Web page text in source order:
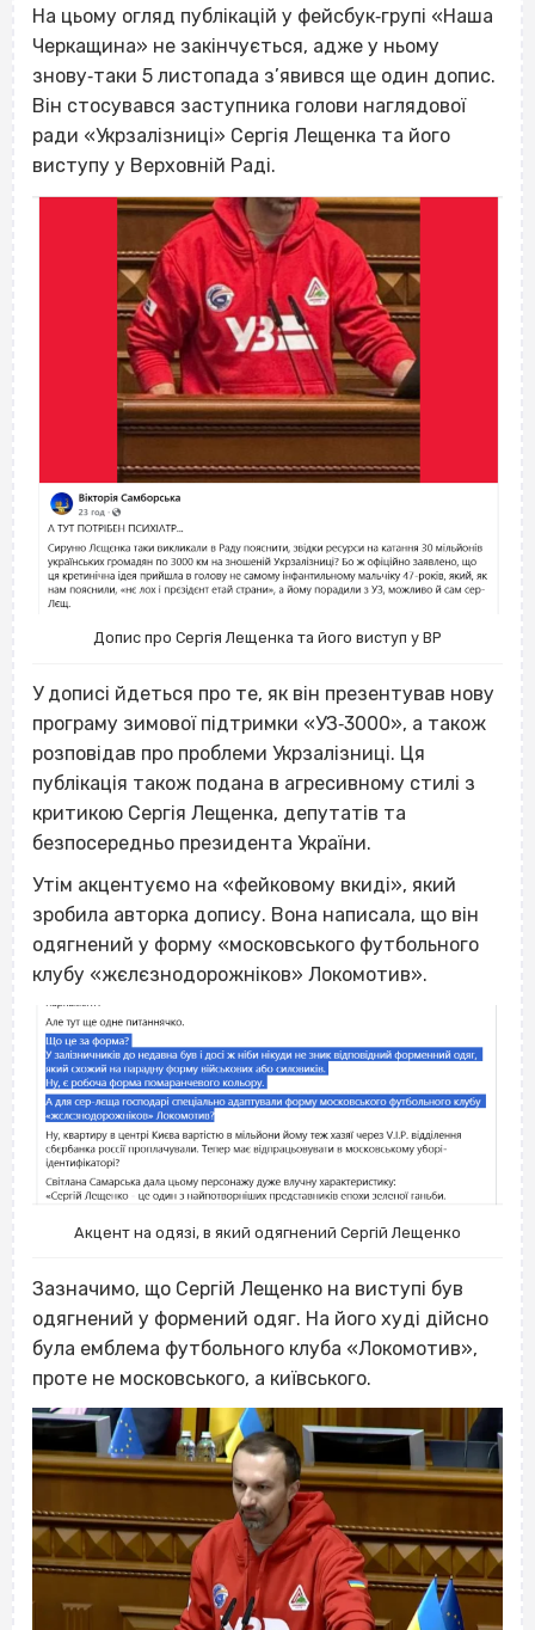
На цьому огляд публікацій у фейсбук‐групі «Наша
Черкащина» не закінчується, адже у ньому
знову‐таки 5 листопада з’явився ще один допис.
Він стосувався заступника голови наглядової
ради «Укрзалізниці» Сергія Лещенка та його
виступу у Верховній Раді.
Допис про Сергія Лещенка та його виступ у ВР
У дописі йдеться про те, як він презентував нову
програму зимової підтримки «УЗ‐3000», а також
розповідав про проблеми Укрзалізниці. Ця
публікація також подана в агресивному стилі з
критикою Сергія Лещенка, депутатів та
безпосередньо президента України.
Утім акцентуємо на «фейковому вкиді», який
зробила авторка допису. Вона написала, що він
одягнений у форму «московського футбольного
клубу «жєлєзнодорожніков» Локомотив».
Акцент на одязі, в який одягнений Сергій Лещенко
Зазначимо, що Сергій Лещенко на виступі був
одягнений у формений одяг. На його худі дійсно
була емблема футбольного клуба «Локомотив»,
проте не московського, а київського.